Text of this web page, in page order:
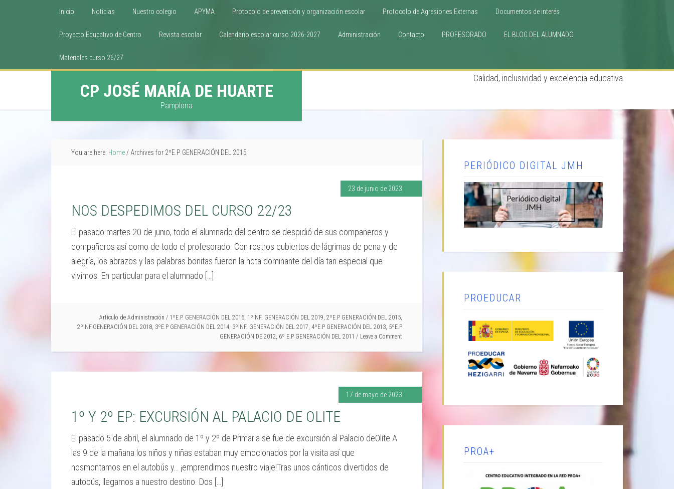
Inicio Noticias Nuestro colegio APYMA Protocolo de prevención y organización escolar Protocolo de Agresiones Externas Documentos de interés
Proyecto Educativo de Centro Revista escolar Calendario escolar curso 2026-2027 Administración Contacto PROFESORADO EL BLOG DEL ALUMNADO
Materiales curso 26/27
CP JOSÉ MARÍA DE HUARTE
Pamplona
Calidad, inclusividad y excelencia educativa
You are here: Home / Archives for 2ºE.P GENERACIÓN DEL 2015
23 de junio de 2023
NOS DESPEDIMOS DEL CURSO 22/23
El pasado martes 20 de junio, todo el alumnado del centro se despidió de sus compañeros y
compañeros así como de todo el profesorado. Con rostros cubiertos de lágrimas de pena y de
alegría, los abrazos y las palabras bonitas fueron la nota dominante del día tan especial que
vivimos. En particular para el alumnado […]
Artículo de Administración / 1ºE.P. GENERACIÓN DEL 2016, 1ºINF. GENERACIÓN DEL 2019, 2ºE.P GENERACIÓN DEL 2015,
2ºINF.GENERACIÓN DEL 2018, 3ºE.P GENERACIÓN DEL 2014, 3ºINF. GENERACIÓN DEL 2017, 4ºE.P GENERACIÓN DEL 2013, 5ºE.P
GENERACIÓN DE 2012, 6º E.P GENERACIÓN DEL 2011 Leave a Comment
17 de mayo de 2023
1º Y 2º EP: EXCURSIÓN AL PALACIO DE OLITE
El pasado 5 de abril, el alumnado de 1º y 2º de Primaria se fue de excursión al Palacio deOlite.A
las 9 de la mañana los niños y niñas estaban muy emocionados por la visita así que
nosmontamos en el autobús y… ¡emprendimos nuestro viaje!Tras unos cánticos divertidos de
autobús, llegamos a nuestro destino. Dos […]
PERIÓDICO DIGITAL JMH
PROEDUCAR
PROA+